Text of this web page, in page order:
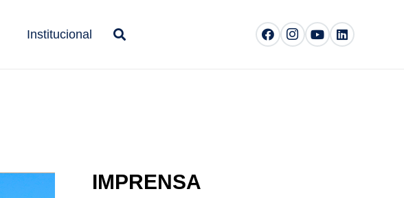
Institucional
IMPRENSA